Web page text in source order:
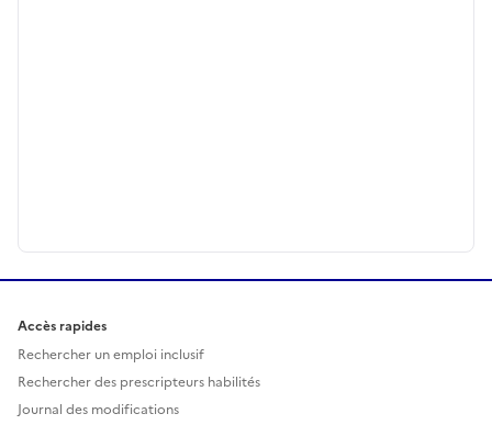
Accès rapides
Rechercher un emploi inclusif
Rechercher des prescripteurs habilités
Journal des modifications